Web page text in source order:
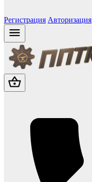
Регистрация Авторизация